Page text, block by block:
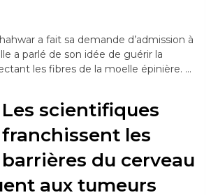
a fait sa demande d’admission à
a parlé de son idée de guérir la
les fibres de la moelle épinière. …
Les scientifiques
franchissent les
barrières du cerveau
aux tumeurs